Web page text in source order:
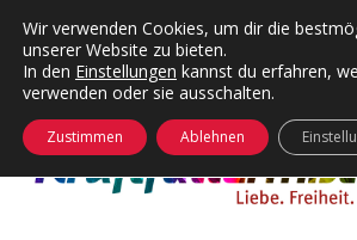
Kategorien
24 Hours Chilling
Die Wende
KFMW-Disco
Dates
öffnen
Wir verwenden Cookies, um dir die
unserer Website zu bieten.
In den Einstellungen kannst du erfahren,
verwenden oder sie ausschalten.
Zustimmen Ablehnen